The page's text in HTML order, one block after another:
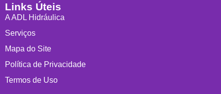
Links Úteis
A ADL Hidráulica
Serviços
Mapa do Site
Política de Privacidade
Termos de Uso